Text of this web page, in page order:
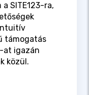
SITE123-ra,
támogatás
at igazán
közül.